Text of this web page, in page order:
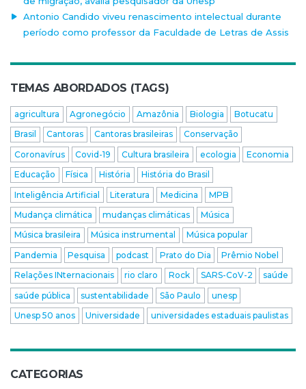
Antonio Candido viveu renascimento intelectual durante
período como professor da Faculdade de Letras de Assis
TEMAS ABORDADOS (TAGS)
agricultura Agronegócio Amazônia Biologia
Botucatu
Brasil
Cantoras Cantoras brasileiras
Conservação
Coronavírus
Covid-19 Cultura brasileira ecologia
Economia
Educação
Física História
História do Brasil
Inteligência Artificial
Literatura Medicina
MPB
Mudança climática
mudanças climáticas
Música
Música brasileira
Música instrumental
Música popular
Pandemia
Pesquisa podcast Prato do Dia
Prêmio Nobel
Relações INternacionais
rio claro Rock SARS-CoV-2
saúde
saúde pública
sustentabilidade São Paulo
unesp
Unesp 50 anos
Universidade universidades estaduais paulistas
CATEGORIAS